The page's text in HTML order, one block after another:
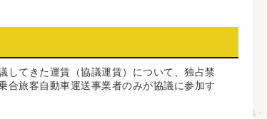
てきた運賃（協議運賃）について、独占禁
合旅客自動車運送事業者のみが協議に参加す